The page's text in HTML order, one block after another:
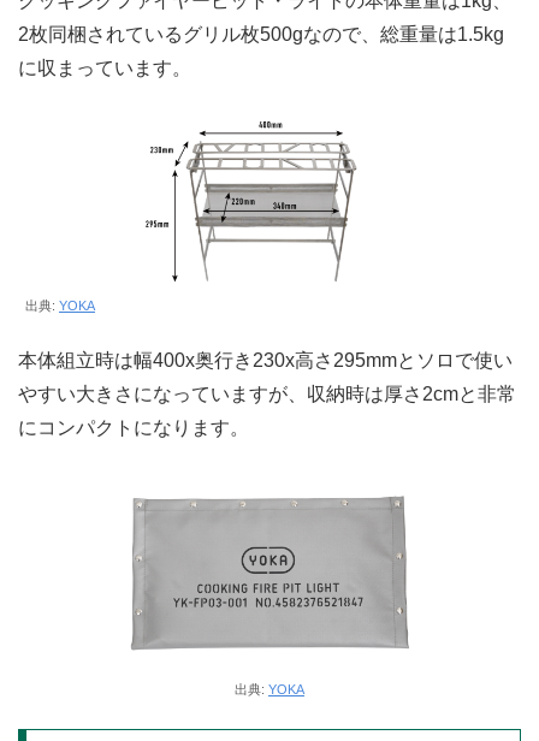
2枚同梱されているグリル枚500gなので、総重量は1.5kg
に収まっています。
出典: YOKA
本体組立時は幅400x奥行き230x高さ295mmとソロで使い
やすい大きさになっていますが、収納時は厚さ2cmと非常
にコンパクトになります。
出典: YOKA